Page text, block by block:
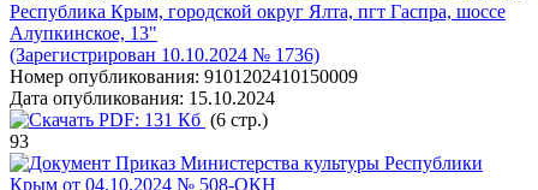
Республика Крым, городской округ Ялта, пгт Гаспра, шоссе
Алупкинское, 13"
(Зарегистрирован 10.10.2024 № 1736)
Номер опубликования: 9101202410150009
Дата опубликования: 15.10.2024
PDF: 131 Кб (6 стр.)
93
Приказ Министерства культуры Республики
Крым от 04.10.2024 № 508-ОКН